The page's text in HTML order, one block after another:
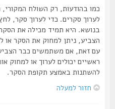
כמו בהודעות, רק השולח המקורי,
לערוך סקרים. כדי לערוך סקר, לחץ
בנושא. היא תמיד מכילה את הסקר
הצביע, ניתן למחוק את הסקר או
עם זאת, אם משתמשים כבר הצביעו
ראשיים יכולים לערוך או למחוק
להשתנות באמצע תקופת הסקר.
חזור למעלה